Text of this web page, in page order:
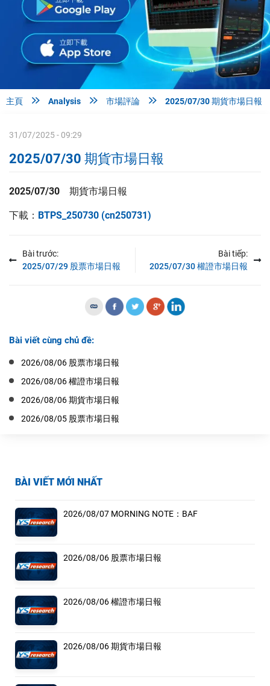
主頁  Analysis  市場評論  2025/07/30 期貨市場日報
BÀI VIẾT MỚI NHẤT
2026/08/07 MORNING NOTE：BAF
2026/08/06 股票市場日報
2026/08/06 權證市場日報
2026/08/06 期貨市場日報
31/07/2025 - 09:29
2025/07/30 期貨市場日報
2025/07/30 期貨市場日報
下載： BTPS_250730 (cn250731)
Bài trước:
2025/07/29 股票市場日報
Bài tiếp:
2025/07/30 權證市場日報
Bài viết cùng chủ đề:
2026/08/06 股票市場日報
2026/08/06 權證市場日報
2026/08/06 期貨市場日報
2026/08/05 股票市場日報